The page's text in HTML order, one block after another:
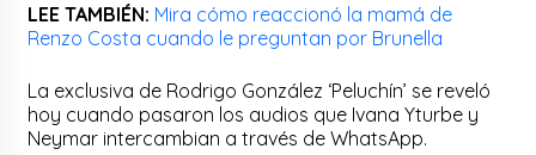
LEE TAMBIÉN: Mira cómo reaccionó la mamá de
Renzo Costa cuando le preguntan por Brunella
La exclusiva de Rodrigo González ‘Peluchín’ se reveló
hoy cuando pasaron los audios que Ivana Yturbe y
Neymar intercambian a través de WhatsApp.